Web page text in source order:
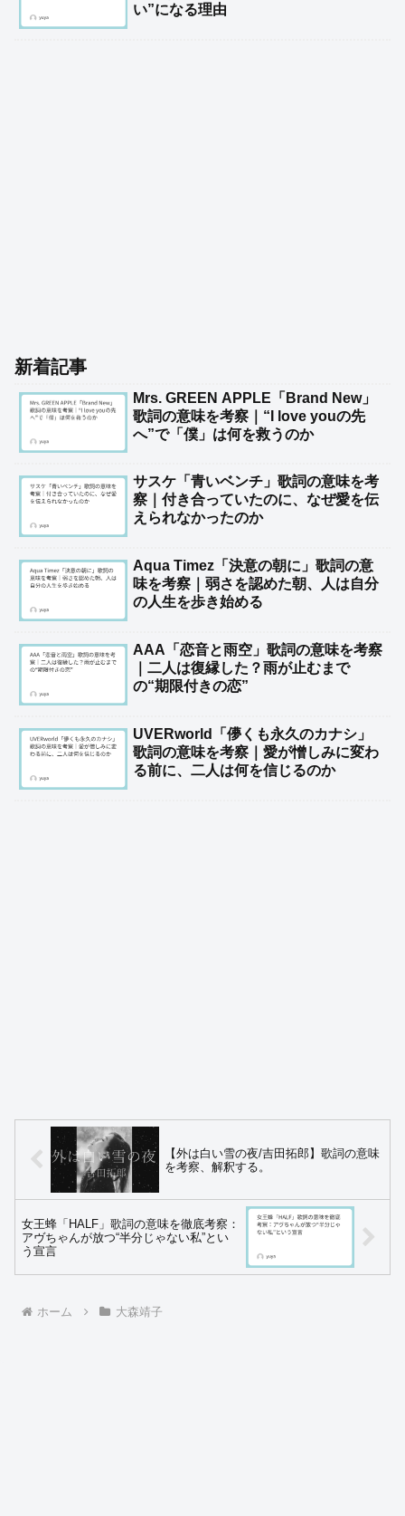
い”になる理由
新着記事
Mrs. GREEN APPLE「Brand New」
歌詞の意味を考察｜“I love youの先
へ”で「僕」は何を救うのか
サスケ「青いベンチ」歌詞の意味を考
察｜付き合っていたのに、なぜ愛を伝
えられなかったのか
Aqua Timez「決意の朝に」歌詞の意
味を考察｜弱さを認めた朝、人は自分
の人生を歩き始める
AAA「恋音と雨空」歌詞の意味を考察
｜二人は復縁した？雨が止むまで
の“期限付きの恋”
UVERworld「儚くも永久のカナシ」
歌詞の意味を考察｜愛が憎しみに変わ
る前に、二人は何を信じるのか
【外は白い雪の夜/吉田拓郎】歌詞の意味
を考察、解釈する。
女王蜂「HALF」歌詞の意味を徹底考察：
アヴちゃんが放つ“半分じゃない私”とい
う宣言
ホーム 大森靖子